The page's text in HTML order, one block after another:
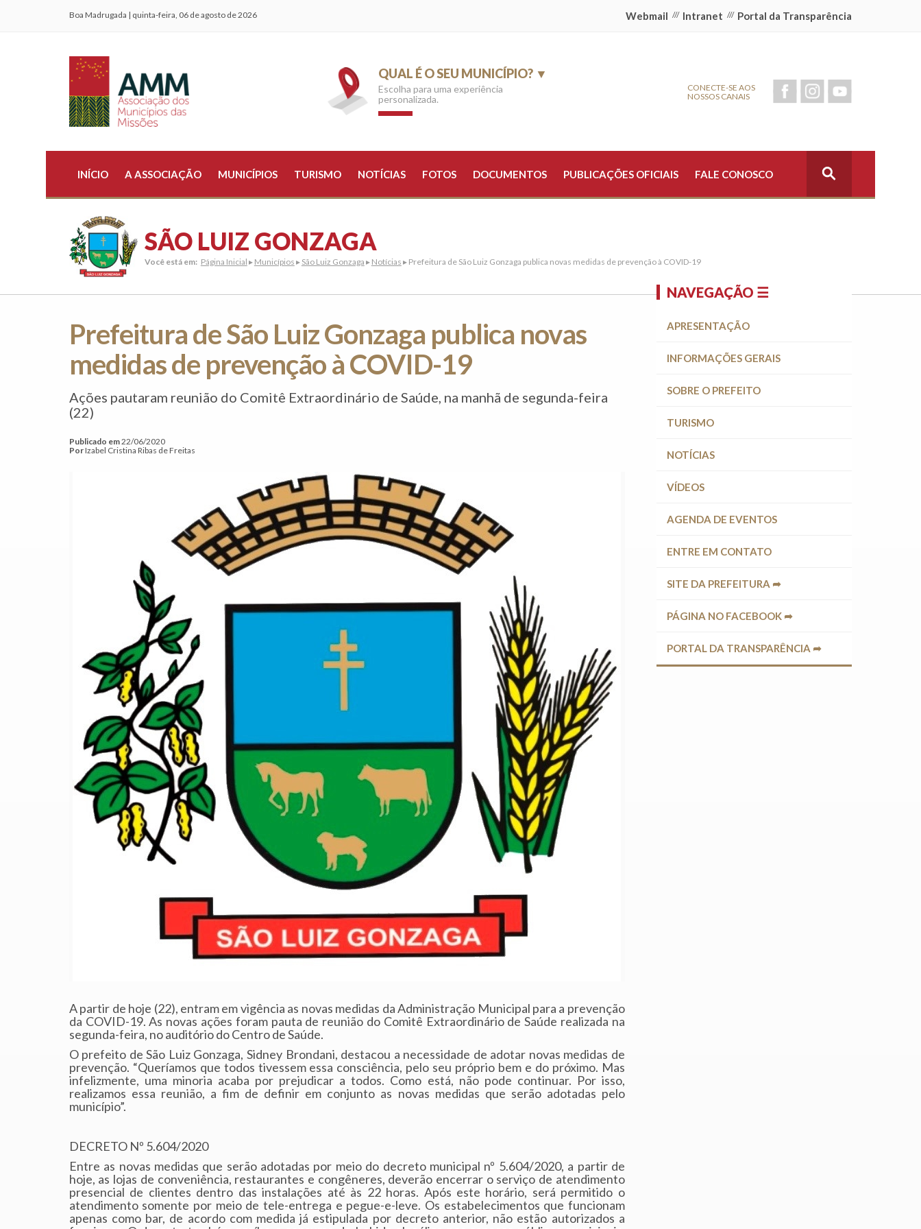
Boa Madrugada | quinta-feira, 06 de agosto de 2026 Webmail /// Intranet /// Portal da Transparência
QUAL É O SEU MUNICÍPIO? ▼
Escolha para uma experiência
personalizada.
CONECTE-SE AOS
NOSSOS CANAIS
INÍCIO A ASSOCIAÇÃO MUNICÍPIOS TURISMO NOTÍCIAS FOTOS DOCUMENTOS PUBLICAÇÕES OFICIAIS FALE CONOSCO
SÃO LUIZ GONZAGA
Você está em: Página Inicial ▸ Municípios ▸ São Luiz Gonzaga ▸ Notícias ▸ Prefeitura de São Luiz Gonzaga publica novas medidas de prevenção à COVID-19
Prefeitura de São Luiz Gonzaga publica novas
medidas de prevenção à COVID-19
Ações pautaram reunião do Comitê Extraordinário de Saúde, na manhã de segunda-feira
(22)
Publicado em22/06/2020
PorIzabel Cristina Ribas de Freitas
A partir de hoje (22), entram em vigência as novas medidas da Administração Municipal para a prevenção
da COVID-19. As novas ações foram pauta de reunião do Comitê Extraordinário de Saúde realizada na
segunda-feira, no auditório do Centro de Saúde.
O prefeito de São Luiz Gonzaga, Sidney Brondani, destacou a necessidade de adotar novas medidas de
prevenção. “Queríamos que todos tivessem essa consciência, pelo seu próprio bem e do próximo. Mas
infelizmente, uma minoria acaba por prejudicar a todos. Como está, não pode continuar. Por isso,
realizamos essa reunião, a fim de definir em conjunto as novas medidas que serão adotadas pelo
município”.
DECRETO Nº 5.604/2020
Entre as novas medidas que serão adotadas por meio do decreto municipal nº 5.604/2020, a partir de
hoje, as lojas de conveniência, restaurantes e congêneres, deverão encerrar o serviço de atendimento
presencial de clientes dentro das instalações até às 22 horas. Após este horário, será permitido o
atendimento somente por meio de tele-entrega e pegue-e-leve. Os estabelecimentos que funcionam
apenas como bar, de acordo com medida já estipulada por decreto anterior, não estão autorizados a
NAVEGAÇÃO ☰
APRESENTAÇÃO
INFORMAÇÕES GERAIS
SOBRE O PREFEITO
TURISMO
NOTÍCIAS
VÍDEOS
AGENDA DE EVENTOS
ENTRE EM CONTATO
SITE DA PREFEITURA ➦
PÁGINA NO FACEBOOK ➦
PORTAL DA TRANSPARÊNCIA ➦